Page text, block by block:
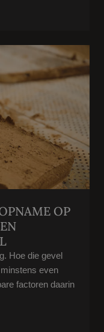
OP
Hoe die gevel
even
factoren daarin